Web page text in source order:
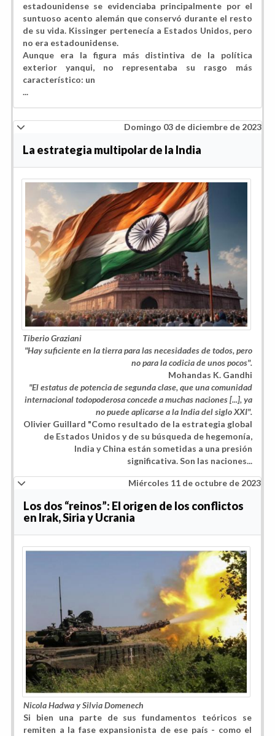
estadounidense se evidenciaba principalmente por el
suntuoso acento alemán que conservó durante el resto
de su vida. Kissinger pertenecía a Estados Unidos, pero
no era estadounidense.
Aunque era la figura más distintiva de la política
exterior yanqui, no representaba su rasgo más
característico: un
...
Domingo 03 de diciembre de 2023
La estrategia multipolar de la India
Tiberio Graziani
"Hay suficiente en la tierra para las necesidades de todos, pero
no para la codicia de unos pocos".
Mohandas K. Gandhi
"El estatus de potencia de segunda clase, que una comunidad
internacional todopoderosa concede a muchas naciones [...], ya
no puede aplicarse a la India del siglo XXI".
Olivier Guillard "Como resultado de la estrategia global
de Estados Unidos y de su búsqueda de hegemonía,
India y China están sometidas a una presión
significativa. Son las naciones...
Miércoles 11 de octubre de 2023
Los dos “reinos”: El origen de los conflictos
en Irak, Siria y Ucrania
Nicola Hadwa y Silvia Domenech
Si bien una parte de sus fundamentos teóricos se
remiten a la fase expansionista de ese país - como el